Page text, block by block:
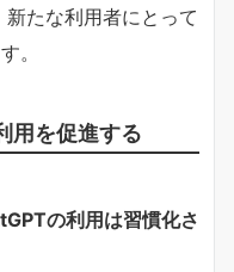
たな利用者にとって
。
用を促進する
の利用は習慣化さ